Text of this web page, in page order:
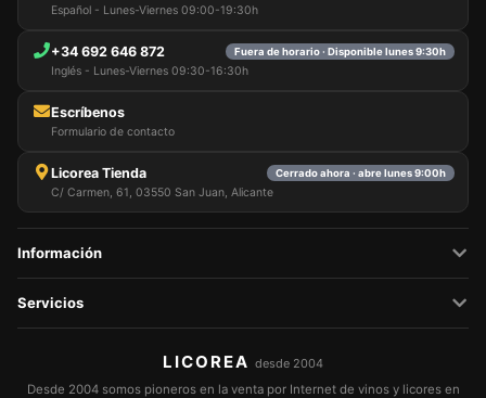
Español - Lunes-Viernes 09:00-19:30h
+34 692 646 872 Fuera de horario · Disponible lunes 9:30h
Inglés - Lunes-Viernes 09:30-16:30h
Escríbenos
Formulario de contacto
Licorea Tienda Cerrado ahora · abre lunes 9:00h
C/ Carmen, 61, 03550 San Juan, Alicante
Información
Servicios
LICOREA desde 2004
Desde 2004 somos pioneros en la venta por Internet de vinos y licores en